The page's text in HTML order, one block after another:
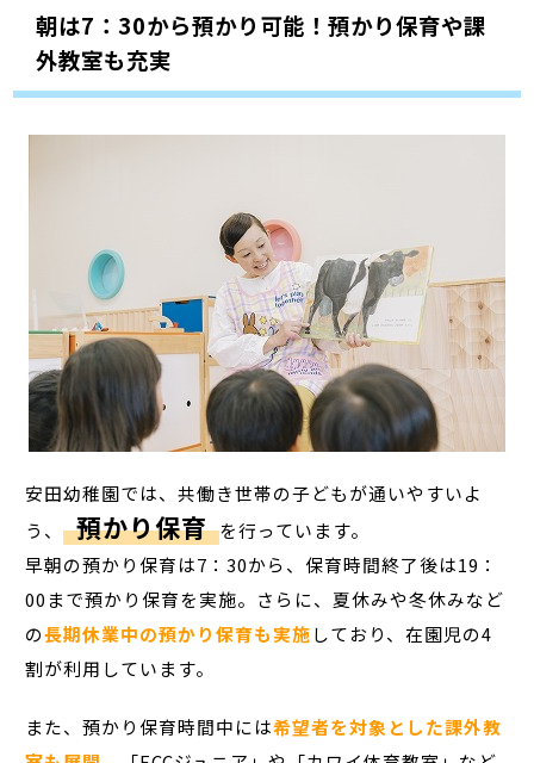
朝は7：30から預かり可能！預かり保育や課
外教室も充実
安田幼稚園では、共働き世帯の子どもが通いやすいよ
う、 預かり保育 を行っています。
早朝の預かり保育は7：30から、保育時間終了後は19：
00まで預かり保育を実施。さらに、夏休みや冬休みなど
の長期休業中の預かり保育も実施しており、在園児の4
割が利用しています。
また、預かり保育時間中には希望者を対象とした課外教